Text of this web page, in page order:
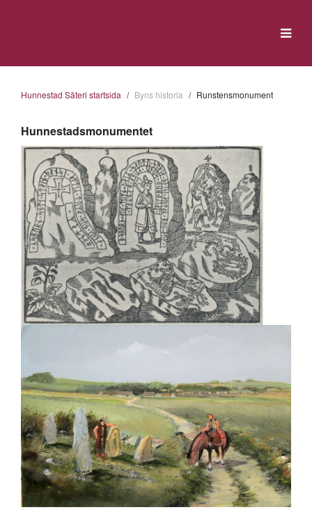
Hunnestad Säteri startsida Byns historia Runstensmonument
Hunnestadsmonumentet